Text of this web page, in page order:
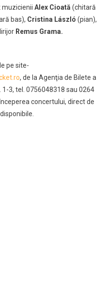
muzicienii Alex Cioată (chitară
bas), Cristina László (pian),
Remus Grama.
pe site-
, de la Agenţia de Bilete a
1-3, tel. 0756048318 sau 0264
concertului, direct de